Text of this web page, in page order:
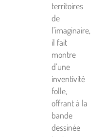
territoires
de
l’imaginaire,
il fait
montre
d’une
inventivité
folle,
offrant à la
bande
dessinée